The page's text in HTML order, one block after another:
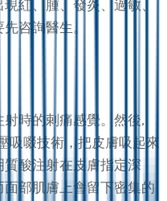
紅、腫、發炎、過敏、
咨詢醫生。
時的剌痛感覺。然後,
吸啜技術，把皮膚吸起來
酸注射在皮膚指定深
部肌膚上會留下密集的